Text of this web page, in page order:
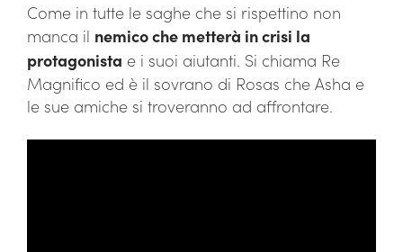
Come in tutte le saghe che si rispettino non
manca il nemico che metterà in crisi la
protagonista e i suoi aiutanti. Si chiama Re
Magnifico ed è il sovrano di Rosas che Asha e
le sue amiche si troveranno ad affrontare.